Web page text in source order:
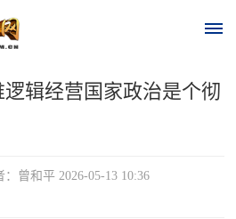
辑经营国家政治是个彻
曾和平 2026-05-13 10:36